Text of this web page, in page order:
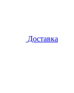
Доставка